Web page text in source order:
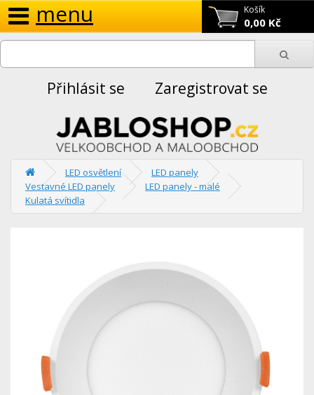
Košík
0,00 Kč
menu
Přihlásit se Zaregistrovat se
LED osvětlení
LED panely
Vestavné LED panely
LED panely - malé
Kulatá svítidla